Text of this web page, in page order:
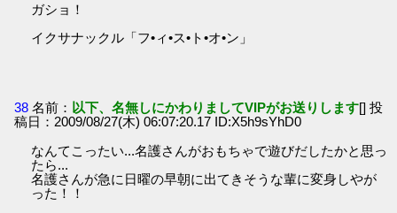
ガショ！
イクサナックル「フ•ィ•ス•ト•オ•ン」
38 名前： 以下、名無しにかわりましてVIPがお送りします[] 投
稿日：2009/08/27(木) 06:07:20.17 ID:X5h9sYhD0
なんてこったい...名護さんがおもちゃで遊びだしたかと思っ
たら...
名護さんが急に日曜の早朝に出てきそうな輩に変身しやが
った！！